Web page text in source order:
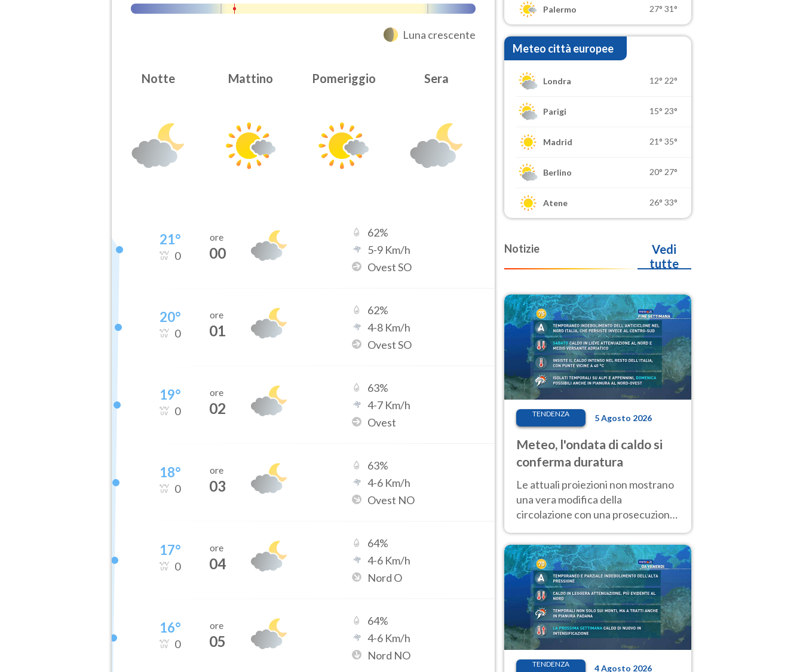
Luna crescente
Notte Mattino Pomeriggio Sera
21°
0
ore
00
62%
5-9 Km/h
Ovest SO
20°
0
ore
01
62%
4-8 Km/h
Ovest SO
19°
0
ore
02
63%
4-7 Km/h
Ovest
18°
0
ore
03
63%
4-6 Km/h
Ovest NO
17°
0
ore
04
64%
4-6 Km/h
Nord O
16°
0
ore
05
64%
4-6 Km/h
Nord NO
Palermo 27° 31°
Meteo città europee
Londra 12° 22°
Parigi 15° 23°
Madrid 21° 35°
Berlino 20° 27°
Atene 26° 33°
Notizie
Vedi
tutte
TENDENZA 5 Agosto 2026
Meteo, l'ondata di caldo si
conferma duratura
Le attuali proiezioni non mostrano
una vera modifica della
circolazione con una prosecuzione
giorni, compresa la settimana di
Ferragosto
TENDENZA 4 Agosto 2026